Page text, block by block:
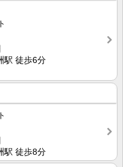
駅 徒歩6分
駅 徒歩8分